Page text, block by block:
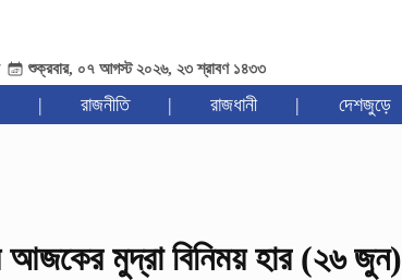
শুক্রবার, ০৭ আগস্ট ২০২৬, ২৩ শ্রাবণ ১৪৩৩
| রাজনীতি | রাজধানী | দেশজুড়ে
আজকের মুদ্রা বিনিময় হার (২৬ জুন)